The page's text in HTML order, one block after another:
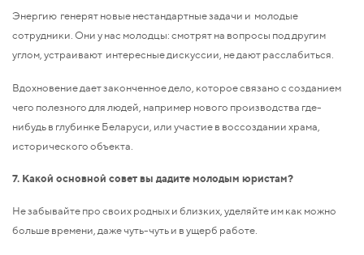
Энергию генерят новые нестандартные задачи и молодые
сотрудники. Они у нас молодцы: смотрят на вопросы под другим
углом, устраивают интересные дискуссии, не дают расслабиться.
Вдохновение дает законченное дело, которое связано с созданием
чего полезного для людей, например нового производства где-
нибудь в глубинке Беларуси, или участие в воссоздании храма,
исторического объекта.
7. Какой основной совет вы дадите молодым юристам?
Не забывайте про своих родных и близких, уделяйте им как можно
больше времени, даже чуть-чуть и в ущерб работе.